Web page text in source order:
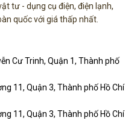
tư - dụng cụ điện, điện lạnh,
quốc với giá thấp nhất.
Cư Trinh, Quận 1, Thành phố
11, Quận 3, Thành phố Hồ Chí
11, Quận 3, Thành phố Hồ Chí